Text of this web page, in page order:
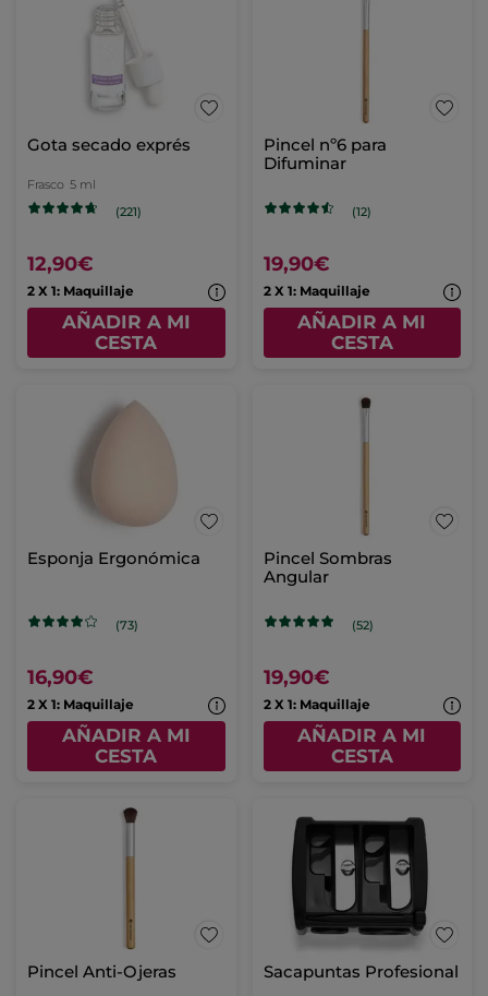
Gota secado exprés
Frasco 5 ml
(221)
12,90€
2 X 1: Maquillaje
AÑADIR A MI
CESTA
Pincel nº6 para
Difuminar
(12)
19,90€
2 X 1: Maquillaje
AÑADIR A MI
CESTA
Esponja Ergonómica
(73)
16,90€
2 X 1: Maquillaje
AÑADIR A MI
CESTA
Pincel Sombras
Angular
(52)
19,90€
2 X 1: Maquillaje
AÑADIR A MI
CESTA
Pincel Anti-Ojeras Sacapuntas Profesional